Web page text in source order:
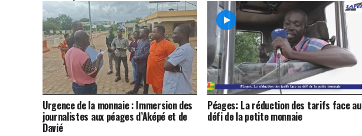
Urgence de la monnaie : Immersion des
journalistes aux péages d’Aképé et de
Davié
Péages: La réduction des tarifs face au
défi de la petite monnaie